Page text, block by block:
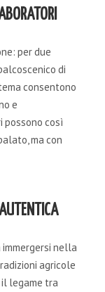
per due
di
consentono
e
possono così
ma con
immergersi nella
agricole
il legame tra